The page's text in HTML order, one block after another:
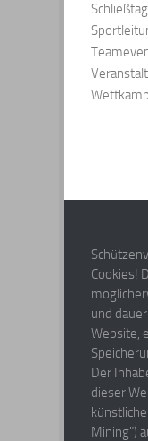
Cookies!
und
Website,
Der
dieser
Mining")